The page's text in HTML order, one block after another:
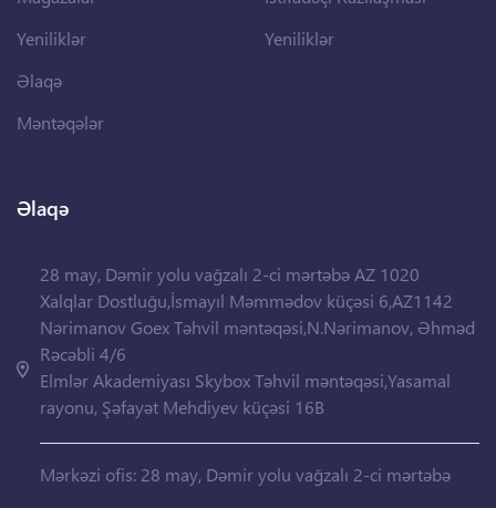
Yeniliklər
Əlaqə
Məntəqələr
Yeniliklər
Əlaqə
28 may, Dəmir yolu vağzalı 2-ci mərtəbə AZ 1020
Xalqlar Dostluğu,İsmayıl Məmmədov küçəsi 6,AZ1142
Nərimanov Goex Təhvil məntəqəsi,N.Nərimanov, Əhməd
Rəcəbli 4/6
Elmlər Akademiyası Skybox Təhvil məntəqəsi,Yasamal
rayonu, Şəfayət Mehdiyev küçəsi 16B
Mərkəzi ofis: 28 may, Dəmir yolu vağzalı 2-ci mərtəbə